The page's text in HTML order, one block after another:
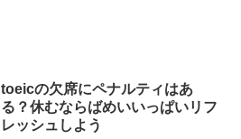
toeicの欠席にペナルティはあ
る？休むならばめいいっぱいリフ
レッシュしよう